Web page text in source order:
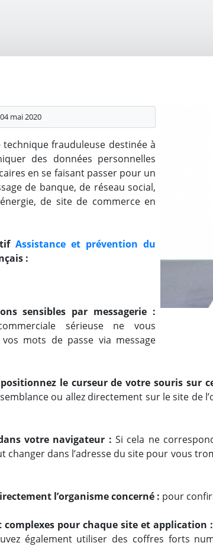
04 mai 2020
technique frauduleuse destinée à
des données personnelles
en se faisant passer pour un
de banque, de réseau social,
de site de commerce en
Assistance et prévention du
:
sensibles par messagerie :
sérieuse ne vous
mots de passe via message
le curseur de votre souris sur
ou allez directement sur le site de
votre navigateur :Si cela ne
changer dans l’adresse du site pour vous
l’organisme concerné : pour
pour chaque site et application :
également utiliser des coffres forts